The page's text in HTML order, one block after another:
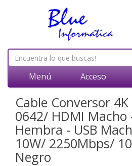
Menú Acceso
Cable Conversor
0642/ HDMI Macho
Hembra - USB
10W/ 2250Mbps/
Negro